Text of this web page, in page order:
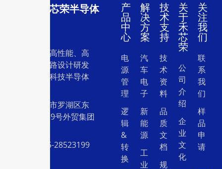
深圳市禾芯荣半导体
一家专注于高性能、高
质量集成电路设计研发
和销售的高科技半导体
地址：深圳市罗湖区东
门中兴路239号外贸集团
电话：0755-28523199
产
品
中
心
电
源
管
理
逻
辑
&
转
换
解
决
方
案
汽
车
电
子
新
能
源
工
业
技
术
支
持
技
术
资
料
品
质
文
档
规
关
于
禾
芯
荣
公
司
介
绍
企
业
文
化
关
注
我
们
联
系
我
们
样
品
申
请